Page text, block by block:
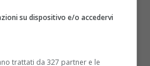
su dispositivo e/o accedervi
trattati da 327 partner e le